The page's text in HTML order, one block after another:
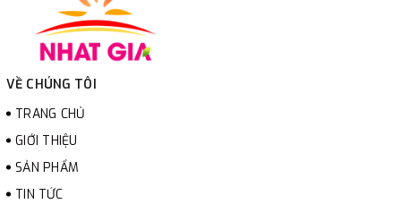
VỀ CHÚNG TÔI
TRANG CHỦ
GIỚI THIỆU
SẢN PHẨM
TIN TỨC